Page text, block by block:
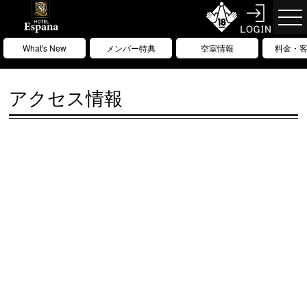
What's New メンバー特典 空室情報 料金・
アクセス情報